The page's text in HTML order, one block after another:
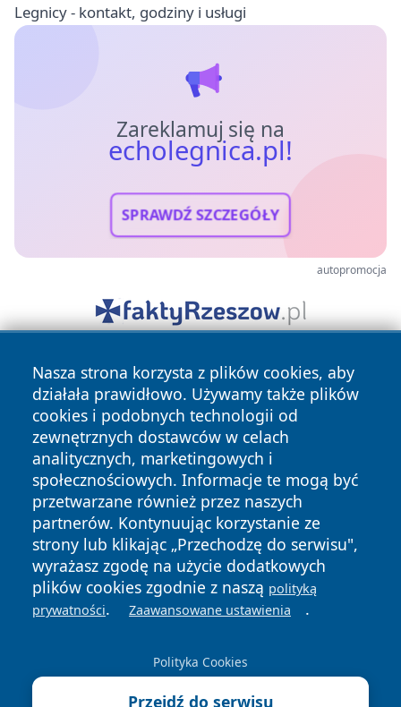
Legnicy - kontakt, godziny i usługi
Zareklamuj się na
echolegnica.pl!
SPRAWDŹ SZCZEGÓŁY
autopromocja
Nasza strona korzysta z plików cookies, aby
działała prawidłowo. Używamy także plików
cookies i podobnych technologii od
zewnętrznych dostawców w celach
analitycznych, marketingowych i
społecznościowych. Informacje te mogą być
przetwarzane również przez naszych
partnerów. Kontynuując korzystanie ze
strony lub klikając „Przechodzę do serwisu",
wyrażasz zgodę na użycie dodatkowych
plików cookies zgodnie z naszą polityką
prywatności. Zaawansowane ustawienia .
Polityka Cookies
Przejdź do serwisu
Copyright © 2026 echolegnica.pl Wszystkie prawa
zastrzeżone.
News Autorzy
Polityka
Prywatności
Polityka
Cookies